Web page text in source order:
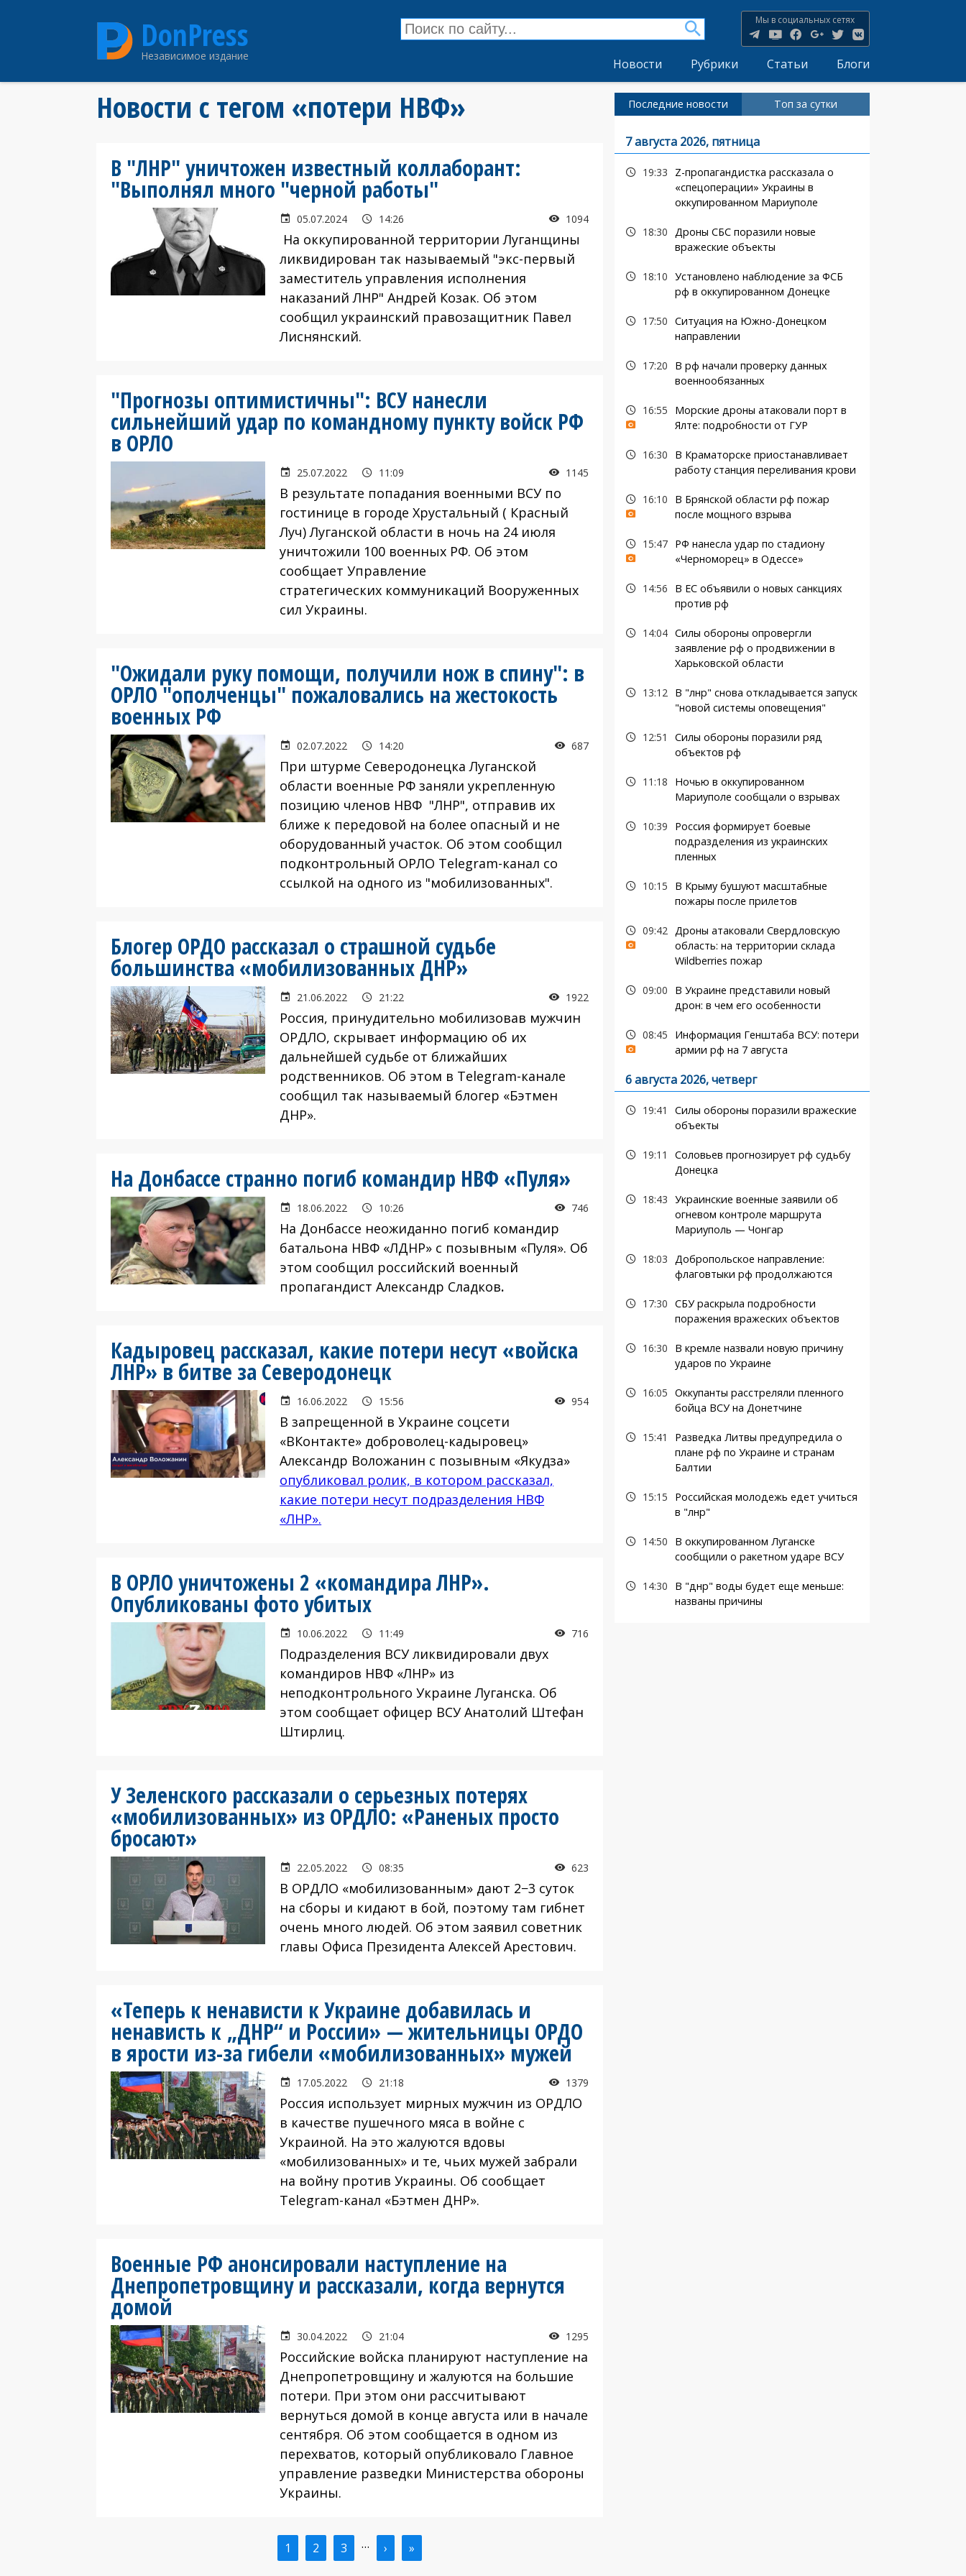
DonPress
Независимое издание
Мы в социальных сетях
Новости Рубрики Статьи Блоги
Новости с тегом «потери НВФ»
В "ЛНР" уничтожен известный коллаборант:
"Выполнял много "черной работы"
05.07.2024 14:26 1094
На оккупированной территории Луганщины
ликвидирован так называемый "экс-первый
заместитель управления исполнения
наказаний ЛНР" Андрей Козак. Об этом
сообщил украинский правозащитник Павел
Лиснянский.
"Прогнозы оптимистичны": ВСУ нанесли
сильнейший удар по командному пункту войск РФ
в ОРЛО
25.07.2022 11:09 1145
В результате попадания военными ВСУ по
гостинице в городе Хрустальный ( Красный
Луч) Луганской области в ночь на 24 июля
уничтожили 100 военных РФ. Об этом
сообщает Управление
стратегических коммуникаций Вооруженных
сил Украины.
"Ожидали руку помощи, получили нож в спину": в
ОРЛО "ополченцы" пожаловались на жестокость
военных РФ
02.07.2022 14:20 687
При штурме Северодонецка Луганской
области военные РФ заняли укрепленную
позицию членов НВФ "ЛНР", отправив их
ближе к передовой на более опасный и не
оборудованный участок. Об этом сообщил
подконтрольный ОРЛО Telegram-канал со
ссылкой на одного из "мобилизованных".
Блогер ОРДО рассказал о страшной судьбе
большинства «мобилизованных ДНР»
21.06.2022 21:22 1922
Россия, принудительно мобилизовав мужчин
ОРДЛО, скрывает информацию об их
дальнейшей судьбе от ближайших
родственников. Об этом в Telegram-канале
сообщил так называемый блогер «Бэтмен
ДНР».
На Донбассе странно погиб командир НВФ «Пуля»
18.06.2022 10:26 746
На Донбассе неожиданно погиб командир
батальона НВФ «ЛДНР» с позывным «Пуля». Об
этом сообщил российский военный
пропагандист Александр Сладков.
Кадыровец рассказал, какие потери несут «войска
ЛНР» в битве за Северодонецк
16.06.2022 15:56 954
В запрещенной в Украине соцсети
«ВКонтакте» доброволец-кадыровец»
Александр Воложанин с позывным «Якудза»
опубликовал ролик, в котором рассказал,
какие потери несут подразделения НВФ
«ЛНР».
В ОРЛО уничтожены 2 «командира ЛНР».
Опубликованы фото убитых
10.06.2022 11:49 716
Подразделения ВСУ ликвидировали двух
командиров НВФ «ЛНР» из
неподконтрольного Украине Луганска. Об
этом сообщает офицер ВСУ Анатолий Штефан
Штирлиц.
У Зеленского рассказали о серьезных потерях
«мобилизованных» из ОРДЛО: «Раненых просто
бросают»
22.05.2022 08:35 623
В ОРДЛО «мобилизованным» дают 2−3 суток
на сборы и кидают в бой, поэтому там гибнет
очень много людей. Об этом заявил советник
главы Офиса Президента Алексей Арестович.
«Теперь к ненависти к Украине добавилась и
ненависть к „ДНР“ и России» — жительницы ОРДО
в ярости из-за гибели «мобилизованных» мужей
17.05.2022 21:18 1379
Россия использует мирных мужчин из ОРДЛО
в качестве пушечного мяса в войне с
Украиной. На это жалуются вдовы
«мобилизованных» и те, чьих мужей забрали
на войну против Украины. Об сообщает
Telegram-канал «Бэтмен ДНР».
Военные РФ анонсировали наступление на
Днепропетровщину и рассказали, когда вернутся
домой
30.04.2022 21:04 1295
Российские войска планируют наступление на
Днепропетровщину и жалуются на большие
потери. При этом они рассчитывают
вернуться домой в конце августа или в начале
сентября. Об этом сообщается в одном из
перехватов, который опубликовало Главное
управление разведки Министерства обороны
Украины.
Текущая
страница
1 Страница
2 Страница
3 … Следующая
страница
› Последняя
страница
»
Последние новости Топ за сутки
7 августа 2026, пятница
19:33
Z-пропагандистка рассказала о
«спецоперации» Украины в
оккупированном Мариуполе
18:30 Дроны СБС поразили новые
вражеские объекты
18:10 Установлено наблюдение за ФСБ
рф в оккупированном Донецке
17:50 Ситуация на Южно-Донецком
направлении
17:20
В рф начали проверку данных
военнообязанных
16:55
Морские дроны атаковали порт в
Ялте: подробности от ГУР
16:30
В Краматорске приостанавливает
работу станция переливания крови
16:10
В Брянской области рф пожар
после мощного взрыва
15:47
РФ нанесла удар по стадиону
«Черноморец» в Одессе»
14:56
В ЕС объявили о новых санкциях
против рф
14:04 Силы обороны опровергли
заявление рф о продвижении в
Харьковской области
13:12
В "лнр" снова откладывается запуск
"новой системы оповещения"
12:51
Силы обороны поразили ряд
объектов рф
11:18
Ночью в оккупированном
Мариуполе сообщали о взрывах
10:39
Россия формирует боевые
подразделения из украинских
пленных
10:15
В Крыму бушуют масштабные
пожары после прилетов
09:42 Дроны атаковали Свердловскую
область: на территории склада
Wildberries пожар
09:00
В Украине представили новый
дрон: в чем его особенности
08:45
Информация Генштаба ВСУ: потери
армии рф на 7 августа
6 августа 2026, четверг
19:41
Силы обороны поразили вражеские
объекты
19:11
Соловьев прогнозирует рф судьбу
Донецка
18:43 Украинские военные заявили об
огневом контроле маршрута
Мариуполь — Чонгар
18:03 Добропольское направление:
флаговтыки рф продолжаются
17:30 СБУ раскрыла подробности
поражения вражеских объектов
16:30
В кремле назвали новую причину
ударов по Украине
16:05 Оккупанты расстреляли пленного
бойца ВСУ на Донетчине
15:41
Разведка Литвы предупредила о
плане рф по Украине и странам
Балтии
15:15
Российская молодежь едет учиться
в "лнр"
14:50
В оккупированном Луганске
сообщили о ракетном ударе ВСУ
14:30
В "днр" воды будет еще меньше:
названы причины